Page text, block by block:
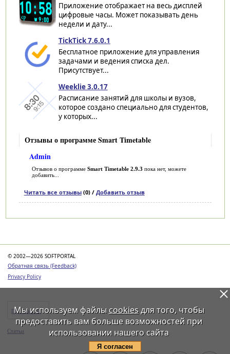
Приложение отображает на весь дисплей
цифровые часы. Может показывать день
недели и дату...
TickTick 7.6.0.1
Бесплатное приложение для управления
задачами и ведения списка дел.
Присутствует...
Weeklie 3.0.17
Расписание занятий для школы и вузов,
которое создано специально для студентов,
у которых...
Отзывы о программе Smart Timetable
Admin
Отзывов о программе Smart Timetable 2.9.3 пока нет, можете
добавить...
Читать все отзывы(0) / Добавить отзыв
© 2002—2026 SOFTPORTAL
Обратная связь (Feedback)
Privacy Policy
Программы
Статьи
Мы используем файлы cookiesдля того, чтобы
предоставить вам больше возможностей при
использовании нашего сайта